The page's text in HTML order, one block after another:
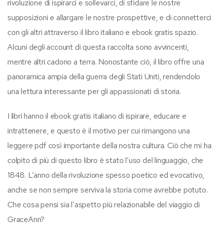
rivoluzione di ispirarci e sollevarci, di sfidare le nostre
supposizioni e allargare le nostre prospettive, e di connetterci
con gli altri attraverso il libro italiano e ebook gratis spazio.
Alcuni degli account di questa raccolta sono avvincenti,
mentre altri cadono a terra. Nonostante ciò, il libro offre una
panoramica ampia della guerra degli Stati Uniti, rendendolo
una lettura interessante per gli appassionati di storia.
I libri hanno il ebook gratis italiano di ispirare, educare e
intrattenere, e questo è il motivo per cui rimangono una
leggere pdf così importante della nostra cultura. Ciò che mi ha
colpito di più di questo libro è stato l’uso del linguaggio, che
1848. L’anno della rivoluzione spesso poetico ed evocativo,
anche se non sempre serviva la storia come avrebbe potuto.
Che cosa pensi sia l’aspetto più relazionabile del viaggio di
GraceAnn?